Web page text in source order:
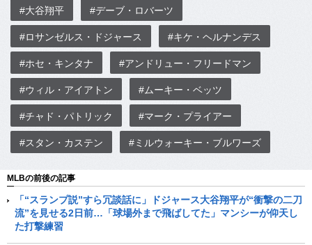
#大谷翔平 #デーブ・ロバーツ
#ロサンゼルス・ドジャース #キケ・ヘルナンデス
#ホセ・キンタナ #アンドリュー・フリードマン
#ウィル・アイアトン #ムーキー・ベッツ
#チャド・パトリック #マーク・プライアー
#スタン・カステン #ミルウォーキー・ブルワーズ
MLBの前後の記事
「“スランプ説”すら冗談話に」ドジャース大谷翔平が“衝撃の二刀
流”を見せる2日前…「球場外まで飛ばしてた」マンシーが仰天し
た打撃練習